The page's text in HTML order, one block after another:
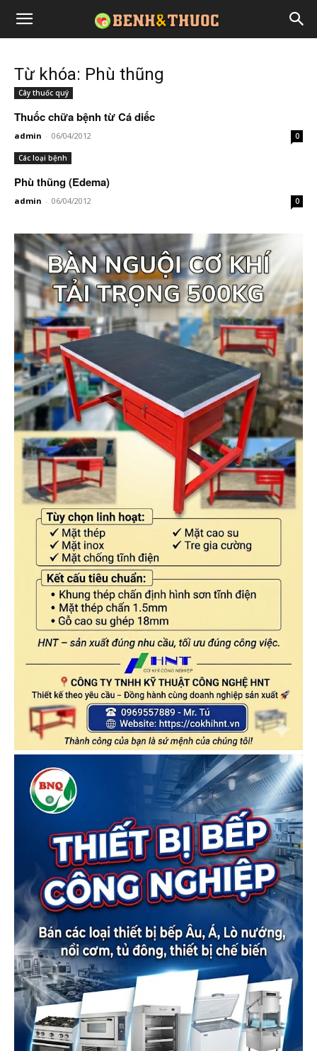
Từ khóa: Phù thũng
Cây thuốc quý
Thuốc chữa bệnh từ Cá diếc
admin - 06/04/2012 0
Các loại bệnh
Phù thũng (Edema)
admin - 06/04/2012 0